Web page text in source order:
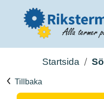
Startsida
Tillbaka